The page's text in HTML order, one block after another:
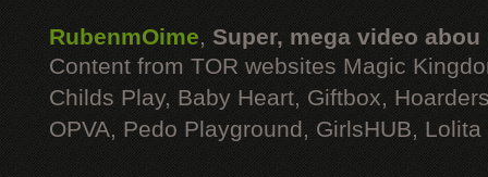
RubenmOime, Super, mega video abou
Content from TOR websites Magic
Childs Play, Baby Heart, Giftbox,
OPVA, Pedo Playground, GirlsHUB, Lolita